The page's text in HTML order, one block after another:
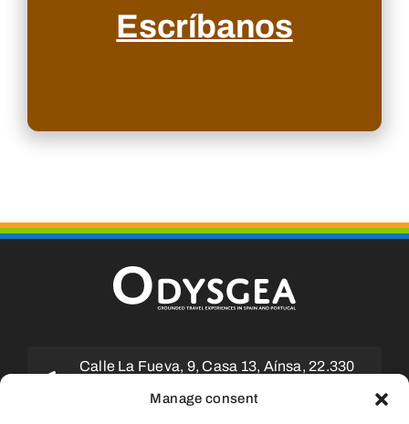
Manage consent
Escríbanos
Calle La Fueva, 9, Casa 13, Aínsa, 22.330
Huesca (ESPAÑA)